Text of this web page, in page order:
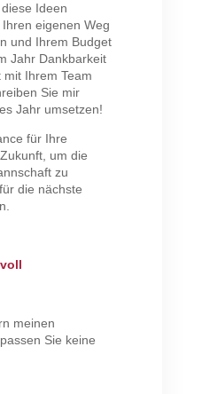
Ideen
eigenen Weg
und Ihrem Budget
Jahr Dankbarkeit
Ihrem Team
Sie mir
Jahr umsetzen!
für Ihre
um die
zu
die nächste
meinen
Sie keine